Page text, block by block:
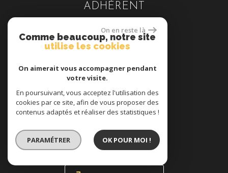
ADHÉRENT
se connecter
On en reste là
Comme beaucoup, notre site
utilise les cookies
On aimerait vous accompagner pendant
votre visite.
En poursuivant, vous acceptez l'utilisation des
cookies par ce site, afin de vous proposer des
contenus adaptés et réaliser des statistiques !
PARAMÉTRER OK POUR MOI !